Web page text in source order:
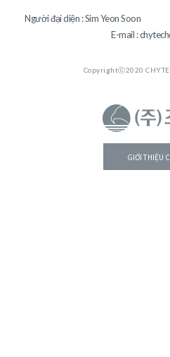
Người đại diện : Sim Yeon Soon
E-mail :
Copyrightⓒ2020
GIỚI THIỆU